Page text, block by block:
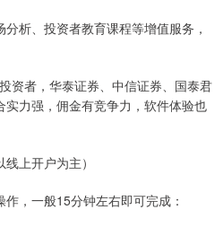
析、投资者教育课程等增值服务，
资者，华泰证券、中信证券、国泰君
力强，佣金有竞争力，软件体验也
上开户为主）
，一般15分钟左右即可完成：